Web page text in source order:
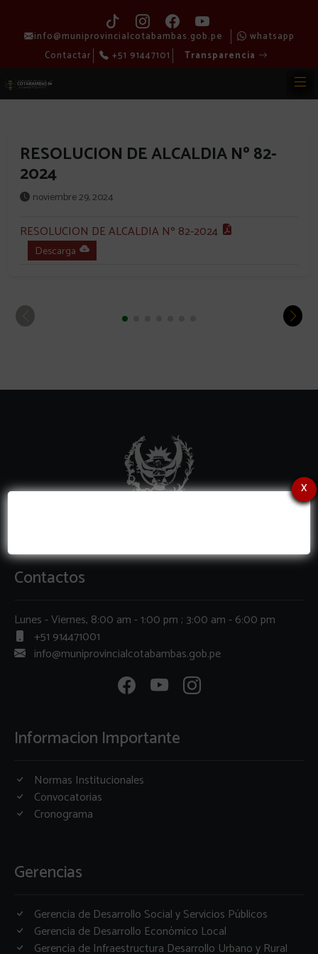
info@muniprovincialcotabambas.gob.pe
whatsapp
Contactar
+51 91447101 Transparencia
RESOLUCION DE ALCALDIA Nº 82-
2024
noviembre 29, 2024
RESOLUCION DE ALCALDIA Nº 82-2024
Descarga
x
Contactos
Lunes - Viernes, 8:00 am - 1:00 pm ; 3:00 am - 6:00 pm
+51 914471001
info@muniprovincialcotabambas.gob.pe
Informacion Importante
Normas Institucionales
Convocatorias
Cronograma
Gerencias
Gerencia de Desarrollo Social y Servicios Públicos
Gerencia de Desarrollo Económico Local
Gerencia de Infraestructura Desarrollo Urbano y Rural